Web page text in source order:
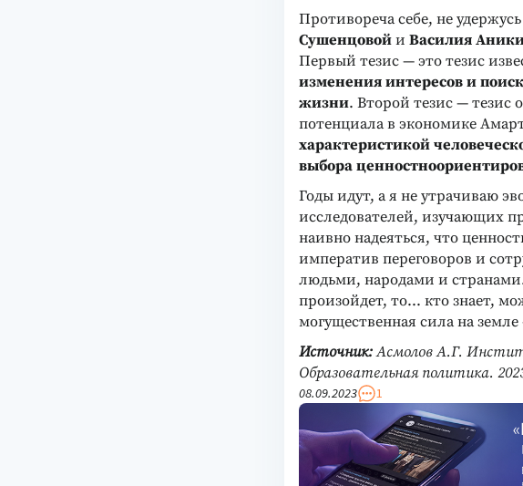
Противореча себе, не
Сушенцовойи Василия
Первый тезис — это тезис
изменения интересов и
жизни. Второй тезис — тезис
потенциала в экономике
характеристикой
выбора
Годы идут, а я не утрачиваю
исследователей, изучающих
наивно надеяться, что
императив переговоров и
людьми, народами и
произойдет, то... кто знает,
могущественная сила на
Источник:Асмолов А.Г.
Образовательная политика.
08.09.2023 1